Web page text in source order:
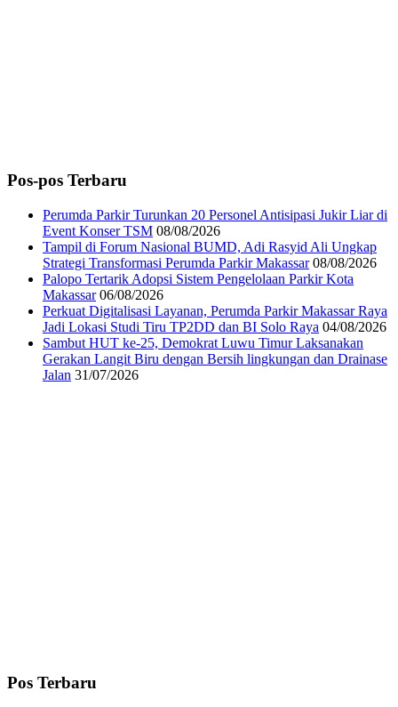
Pos-pos Terbaru
Perumda Parkir Turunkan 20 Personel Antisipasi Jukir Liar di
Event Konser TSM 08/08/2026
Tampil di Forum Nasional BUMD, Adi Rasyid Ali Ungkap
Strategi Transformasi Perumda Parkir Makassar 08/08/2026
Palopo Tertarik Adopsi Sistem Pengelolaan Parkir Kota
Makassar 06/08/2026
Perkuat Digitalisasi Layanan, Perumda Parkir Makassar Raya
Jadi Lokasi Studi Tiru TP2DD dan BI Solo Raya 04/08/2026
Sambut HUT ke-25, Demokrat Luwu Timur Laksanakan
Gerakan Langit Biru dengan Bersih lingkungan dan Drainase
Jalan 31/07/2026
Pos Terbaru